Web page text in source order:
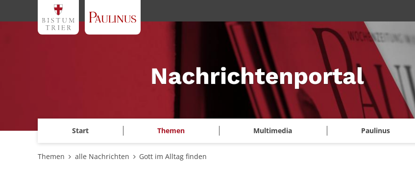
Zum Inhalt springen
Nachrichtenportal
Start Themen Multimedia Paulinus
Themen alle Nachrichten Gott im Alltag finden